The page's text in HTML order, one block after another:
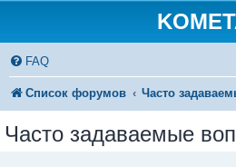
FAQ
Список форумов Часто
Часто задаваемые